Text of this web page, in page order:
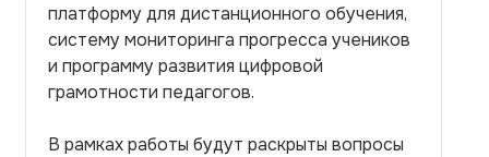
платформу для дистанционного обучения,
систему мониторинга прогресса учеников
и программу развития цифровой
грамотности педагогов.
В рамках работы будут раскрыты вопросы